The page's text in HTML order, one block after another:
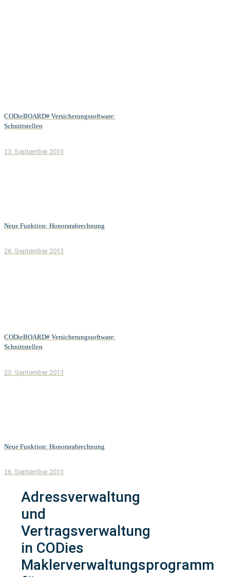
CODieBOARD# Versicherungssoftware:
Schnittstellen
23. September 2013
Neue Funktion: Honorarabrechnung
26. September 2013
CODieBOARD# Versicherungssoftware:
Schnittstellen
23. September 2013
Neue Funktion: Honorarabrechnung
26. September 2013
Adressverwaltung
und
Vertragsverwaltung
in CODies
Maklerverwaltungsprogramm